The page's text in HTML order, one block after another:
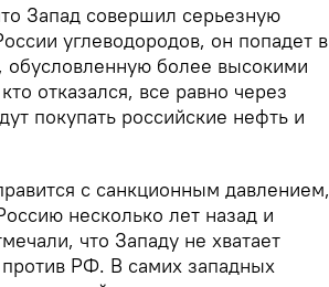
Запад совершил серьезную
углеводородов, он попадет в
обусловленную более высокими
отказался, все равно через
покупать российские нефть и
с санкционным давлением,
несколько лет назад и
что Западу не хватает
РФ. В самих западных